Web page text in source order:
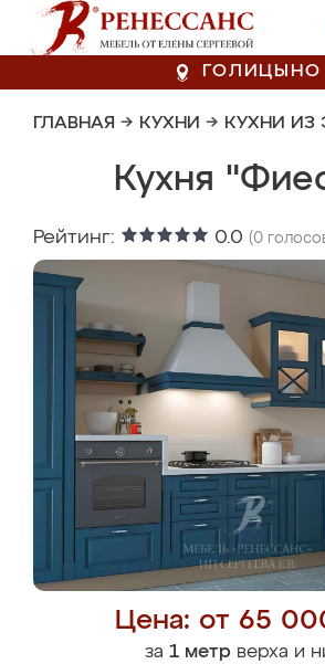
ГОЛИЦЫНО
ГЛАВНАЯ → КУХНИ → КУХНИ ИЗ
Кухня
Рейтинг: 0.0 (0
Цена: от 65
за 1 метрверха и